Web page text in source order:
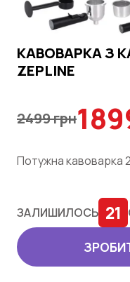
КАВОВАРКА З
ZEPLINE
2499 грн
Потужна кавоварка
ЗАЛИШИЛОСЬ 21